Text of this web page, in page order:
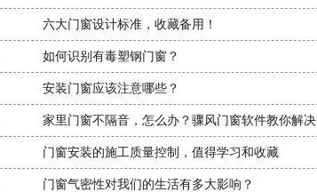
六大门窗设计标准，收藏备用！
如何识别有毒塑钢门窗？
安装门窗应该注意哪些？
家里门窗不隔音，怎么办？骤风门窗软件教你解决
门窗安装的施工质量控制，值得学习和收藏
门窗气密性对我们的生活有多大影响？